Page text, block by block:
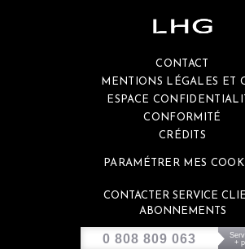
CONTACT
MENTIONS LÉGALES ET
ESPACE
CONFORMITÉ
CRÉDITS
PARAMÉTRER MES
CONTACTER SERVICE
ABONNEMENTS
0 808 809 063
+